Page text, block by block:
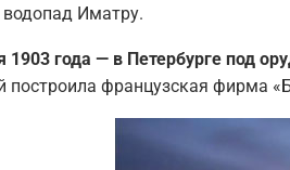
Иматру.
1903 года — в Петербурге под
построила французская фирма